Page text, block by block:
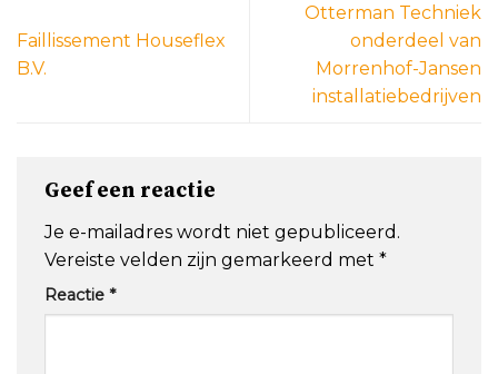
Faillissement Houseflex
B.V.
Otterman Techniek
onderdeel van
Morrenhof-Jansen
installatiebedrijven
Geef een reactie
Je e-mailadres wordt niet gepubliceerd.
Vereiste velden zijn gemarkeerd met *
Reactie *